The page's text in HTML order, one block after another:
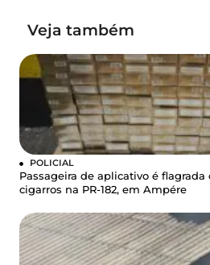
Veja também
POLICIAL
Passageira de aplicativo é flagrada
cigarros na PR-182, em Ampére